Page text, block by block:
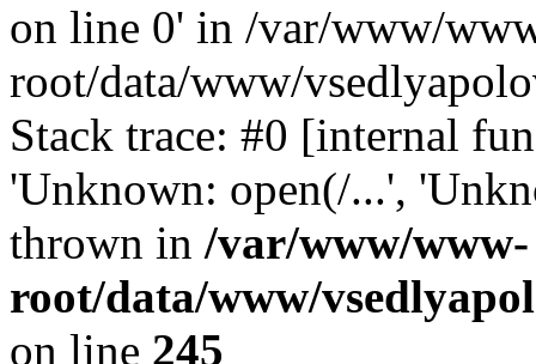
on line 0' in /var/www/
root/data/www/
Stack trace: #0 [internal
'Unknown: open(/...',
thrown in /var/www/www-
root/data/www/
on line 245